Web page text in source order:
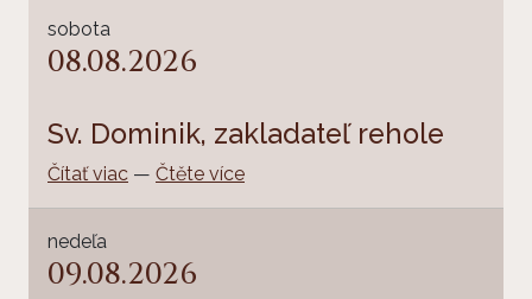
sobota
08.08.2026
Sv. Dominik, zakladateľ rehole
Čítať viac — Čtěte více
nedeľa
09.08.2026